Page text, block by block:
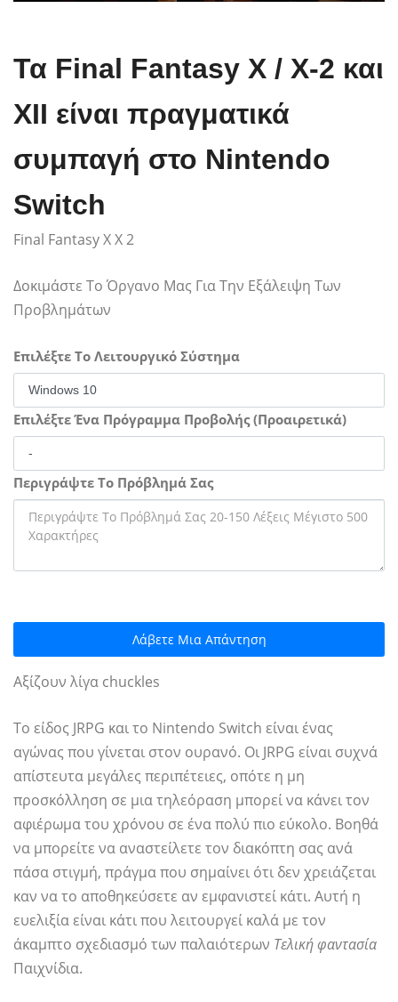
Τα Final Fantasy X / X-2 και
XII είναι πραγματικά
συμπαγή στο Nintendo
Switch
Final Fantasy X X 2
Δοκιμάστε Το Όργανο Μας Για Την Εξάλειψη Των
Προβλημάτων
Επιλέξτε Το Λειτουργικό Σύστημα
Επιλέξτε Ένα Πρόγραμμα Προβολής (Προαιρετικά)
Περιγράψτε Το Πρόβλημά Σας
Λάβετε Μια Απάντηση
Αξίζουν λίγα chuckles
Το είδος JRPG και το Nintendo Switch είναι ένας
αγώνας που γίνεται στον ουρανό. Οι JRPG είναι συχνά
απίστευτα μεγάλες περιπέτειες, οπότε η μη
προσκόλληση σε μια τηλεόραση μπορεί να κάνει τον
αφιέρωμα του χρόνου σε ένα πολύ πιο εύκολο. Βοηθά
να μπορείτε να αναστείλετε τον διακόπτη σας ανά
πάσα στιγμή, πράγμα που σημαίνει ότι δεν χρειάζεται
καν να το αποθηκεύσετε αν εμφανιστεί κάτι. Αυτή η
ευελιξία είναι κάτι που λειτουργεί καλά με τον
άκαμπτο σχεδιασμό των παλαιότερων Τελική φαντασία
Παιχνίδια.